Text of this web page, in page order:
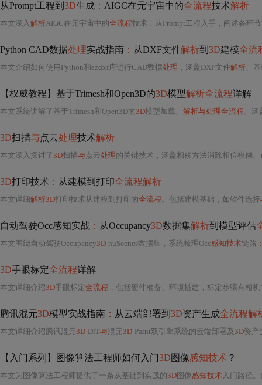
从Prompt工程到 3D生成 ： AIGC在元宇宙中的全流程技术解析
本文深入解析AIGC在元宇宙中的全流程技术，从Prompt工程入手，阐述各环
Python CAD数据处理实战指南 ： 从DXF文件解析到 3D建模全流
本文介绍如何使用Python和ezdxf库进行CAD数据处理 ，涵盖DXF文件解析、
【权威教程】基于Trimesh和Open3D的3D模型解析全流程详解
本文系统讲解了基于Trimesh和Open3D的3D模型加载、 解析与处理全流程。涵盖环境
3D扫描与点云处理技术解析
本文深入探讨了3D扫描与点云处理的关键技术，涵盖相移方法消除相位模糊、点云重建距离图像
3D打印技术 ： 从建模到打印全流程解析
本文详细解析3D打印技术从建模到打印的全流程。包括建模基础，如软件选择
自动驾驶Occ感知实战 ： 从Occupancy3D数据集解析到模型评估
本文围绕自动驾驶Occupancy3D-nuScenes数据集，系统梳理Occ感知技术链路
3D手眼标定全流程详解
本文详细介绍3D手眼标定全流程 ，包括硬件准备、环境搭建，标定步骤有相机内参标定
腾讯混元3D模型实战指南 ： 从云端部署到 3D资产生成全流程解
本文详细介绍腾讯混元3D-DiT与混元3D-Paint双引擎系统的云端部署及 3D资产
【入门系列】图像算法工程师如何入门3D图像感知技术 ？
本文为图像算法工程师提供了一条从基础到实践的3D图像感知技术 入门路径